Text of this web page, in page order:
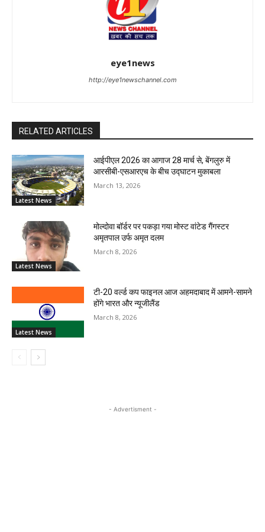
eye1news
http://eye1newschannel.com
RELATED ARTICLES
Latest News
आईपीएल 2026 का आगाज 28 मार्च से, बेंगलुरु में
आरसीबी-एसआरएच के बीच उद्घाटन मुकाबला
March 13, 2026
Latest News
मोल्दोवा बॉर्डर पर पकड़ा गया मोस्ट वांटेड गैंगस्टर
अमृतपाल उर्फ अमृत दलम
March 8, 2026
Latest News
टी-20 वर्ल्ड कप फाइनल आज अहमदाबाद में आमने-सामने
होंगे भारत और न्यूजीलैंड
March 8, 2026
- Advertisment -